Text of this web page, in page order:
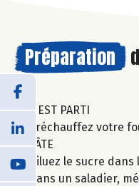
Préparation
C'EST PARTI
Préchauffez votre
PÂTE
Diluez le sucre
Dans un saladier,